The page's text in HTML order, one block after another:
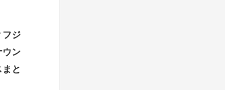
フジ
ウン
と